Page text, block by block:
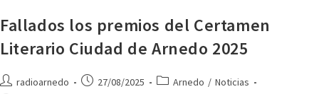
Fallados los premios del Certamen
Literario Ciudad de Arnedo 2025
radioarnedo 27/08/2025 Arnedo / Noticias